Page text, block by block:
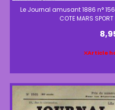
Le Journal amusant 1886 n°
COTE MARS
Article